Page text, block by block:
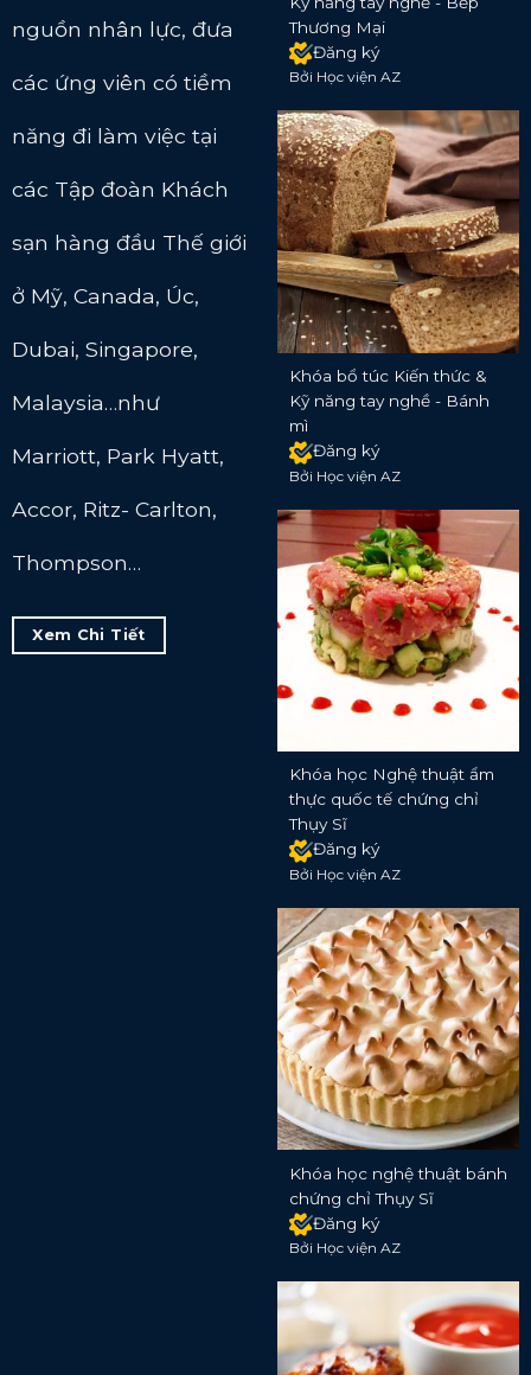
nguồn nhân lực, đưa
các ứng viên có tiềm
năng đi làm việc tại
các Tập đoàn Khách
sạn hàng đầu Thế giới
ở Mỹ, Canada, Úc,
Dubai, Singapore,
Malaysia…như
Marriott, Park Hyatt,
Accor, Ritz- Carlton,
Thompson…
Xem Chi Tiết
Thương Mại
Đăng ký
Bởi Học viện AZ
Khóa bổ túc Kiến thức &
Kỹ năng tay nghề - Bánh
mì
Đăng ký
Bởi Học viện AZ
Khóa học Nghệ thuật ẩm
thực quốc tế chứng chỉ
Thụy Sĩ
Đăng ký
Bởi Học viện AZ
Khóa học nghệ thuật bánh
chứng chỉ Thụy Sĩ
Đăng ký
Bởi Học viện AZ